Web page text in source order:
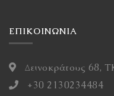
ΕΠΙΚΟΙΝΩΝΙΑ
Δεινοκράτους 68,
+30 2130234484